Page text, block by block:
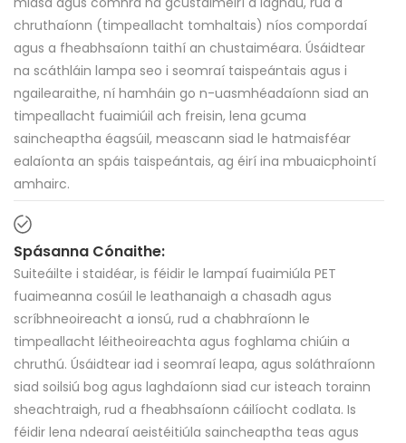
chruthaíonn (timpeallacht tomhaltais) níos compordaí
agus a fheabhsaíonn taithí an chustaiméara. Úsáidtear
na scáthláin lampa seo i seomraí taispeántais agus i
ngailearaithe, ní hamháin go n-uasmhéadaíonn siad an
timpeallacht fuaimiúil ach freisin, lena gcuma
saincheaptha éagsúil, meascann siad le hatmaisféar
ealaíonta an spáis taispeántais, ag éirí ina mbuaicphointí
amhairc.
Spásanna Cónaithe:
Suiteáilte i staidéar, is féidir le lampaí fuaimiúla PET
fuaimeanna cosúil le leathanaigh a chasadh agus
scríbhneoireacht a ionsú, rud a chabhraíonn le
timpeallacht léitheoireachta agus foghlama chiúin a
chruthú. Úsáidtear iad i seomraí leapa, agus soláthraíonn
siad soilsiú bog agus laghdaíonn siad cur isteach torainn
sheachtraigh, rud a fheabhsaíonn cáilíocht codlata. Is
féidir lena ndearaí aeistéitiúla saincheaptha teas agus